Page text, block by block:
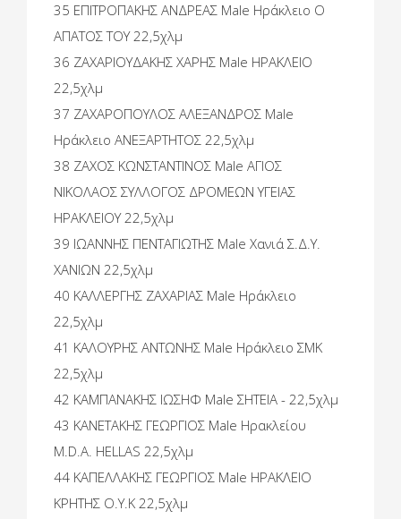
35 ΕΠΙΤΡΟΠΑΚΗΣ ΑΝΔΡΕΑΣ Male Ηράκλειο Ο
ΑΠΑΤΟΣ ΤΟΥ 22,5χλμ
36 ΖΑΧΑΡΙΟΥΔΑΚΗΣ ΧΑΡΗΣ Male ΗΡΑΚΛΕΙΟ
22,5χλμ
37 ΖΑΧΑΡΟΠΟΥΛΟΣ ΑΛΕΞΑΝΔΡΟΣ Male
Ηράκλειο ΑΝΕΞΑΡΤΗΤΟΣ 22,5χλμ
38 ΖΑΧΟΣ ΚΩΝΣΤΑΝΤΙΝΟΣ Male ΑΓΙΟΣ
ΝΙΚΟΛΑΟΣ ΣΥΛΛΟΓΟΣ ΔΡΟΜΕΩΝ ΥΓΕΙΑΣ
ΗΡΑΚΛΕΙΟΥ 22,5χλμ
39 ΙΩΑΝΝΗΣ ΠΕΝΤΑΓΙΩΤΗΣ Male Χανιά Σ.Δ.Υ.
ΧΑΝΙΩΝ 22,5χλμ
40 ΚΑΛΛΕΡΓΗΣ ΖΑΧΑΡΙΑΣ Male Ηράκλειο
22,5χλμ
41 ΚΑΛΟΥΡΗΣ ΑΝΤΩΝΗΣ Male Ηράκλειο ΣΜΚ
22,5χλμ
42 ΚΑΜΠΑΝΑΚΗΣ ΙΩΣΗΦ Male ΣΗΤΕΙΑ - 22,5χλμ
43 ΚΑΝΕΤΑΚΗΣ ΓΕΩΡΓΙΟΣ Male Ηρακλείου
M.D.A. HELLAS 22,5χλμ
44 ΚΑΠΕΛΛΑΚΗΣ ΓΕΩΡΓΙΟΣ Male ΗΡΑΚΛΕΙΟ
ΚΡΗΤΗΣ O.Y.K 22,5χλμ